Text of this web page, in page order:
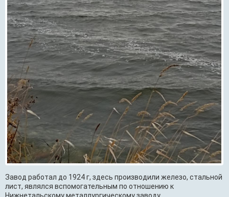
Завод работал до 1924 г, здесь производили железо, стальной
лист, являлся вспомогательным по отношению к